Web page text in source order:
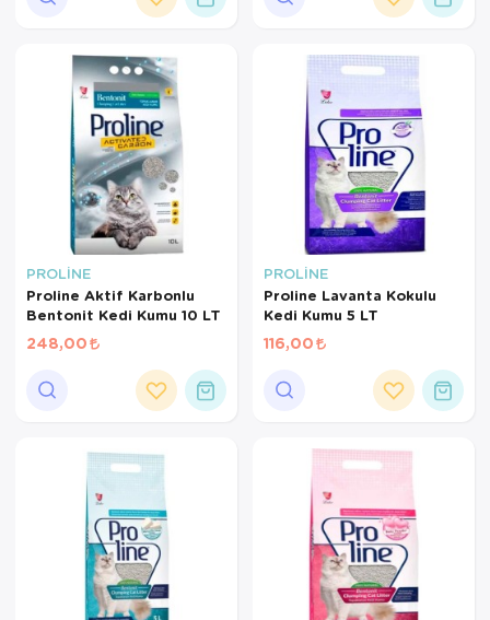
PROLİNE
Proline Aktif Karbonlu
Bentonit Kedi Kumu 10 LT
248,00
PROLİNE
Proline Lavanta Kokulu
Kedi Kumu 5 LT
116,00